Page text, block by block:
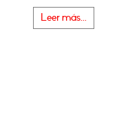
Leer más...